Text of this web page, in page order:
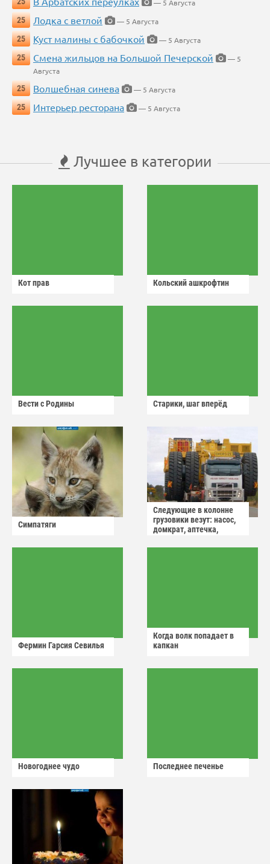
— 5 Августа
25
Лодка с ветлой
— 5 Августа
25
Куст малины с бабочкой
— 5 Августа
25
Смена жильцов на Большой Печерской
— 5
Августа
25
Волшебная синева
— 5 Августа
25
Интерьер ресторана — 5 Августа
Лучшее в категории
Кот прав Кольский ашкрофтин
Вести с Родины Старики, шаг вперёд
Симпатяги
Следующие в колонне
грузовики везут: насос,
домкрат, аптечка,
Фермин Гарсия Севилья
Когда волк попадает в
капкан
Новогоднее чудо Последнее печенье